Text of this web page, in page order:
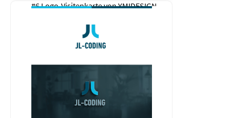
#6 Logo-Visitenkarte vonYMIDESIGN